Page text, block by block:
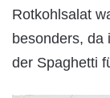
Rotkohlsalat
besonders, da
der Spaghetti